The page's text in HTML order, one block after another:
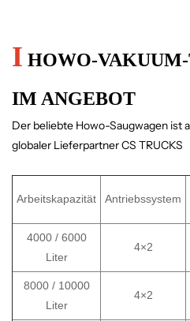
I HOWO-
IM ANGEBOT
Der beliebte Howo-Saugwagen ist
globaler Lieferpartner CS TRUCKS
Arbeitskapazität Antriebssystem
4000 / 6000
Liter
4×2
8000 / 10000
Liter
4×2